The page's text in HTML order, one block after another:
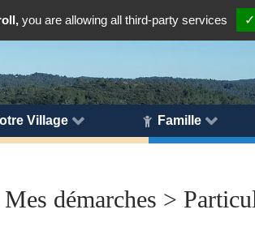
Village Famille
Mes démarches >
you are allowing all third-party services ✓